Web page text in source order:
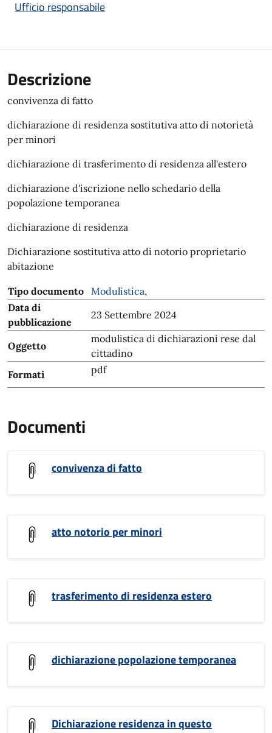
Ufficio responsabile
Descrizione
convivenza di fatto
dichiarazione di residenza sostitutiva atto di notorietà
per minori
dichiarazione di trasferimento di residenza all'estero
dichiarazione d'iscrizione nello schedario della
popolazione temporanea
dichiarazione di residenza
Dichiarazione sostitutiva atto di notorio proprietario
abitazione
Tipo documento Modulistica,
Data di
pubblicazione
23 Settembre 2024
Oggetto
modulistica di dichiarazioni rese dal
cittadino
Formati
pdf
Documenti
convivenza di fatto
atto notorio per minori
trasferimento di residenza estero
dichiarazione popolazione temporanea
Dichiarazione residenza in questo